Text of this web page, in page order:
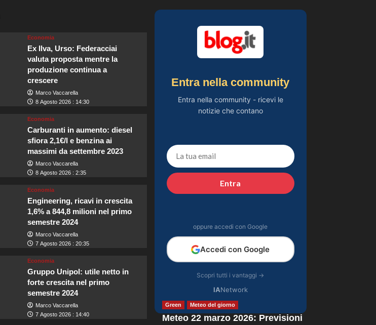
Britney Spears: il suo
intenso sfogo su
madre e fallimenti
emotivi
Pantaloni bianchi di
Pippa Middleton:
un’alternativa leggera
e accattivante al
svela il terribile
momento in Pronto
Soccorso: “Temevo il
ritorno del tumore.”
Carolina Marconi in
peggio.”
Economia
Ex Ilva, Urso: Federacciai
valuta proposta mentre la
produzione continua a
crescere
Marco Vaccarella
8 Agosto 2026 : 14:30
Economia
Carburanti in aumento: diesel
sfiora 2,1€/l e benzina ai
massimi da settembre 2023
Marco Vaccarella
8 Agosto 2026 : 2:35
Economia
Engineering, ricavi in crescita
1,6% a 844,8 milioni nel primo
semestre 2024
Marco Vaccarella
7 Agosto 2026 : 20:35
Economia
Gruppo Unipol: utile netto in
forte crescita nel primo
semestre 2024
Marco Vaccarella
7 Agosto 2026 : 14:40
Entra nella community
Entra nella community - ricevi le
notizie che contano
Entra
oppure accedi con Google
Accedi con Google
Scopri tutti i vantaggi →
IANetwork
Green Meteo del giorno
Meteo 22 marzo 2026: Previsioni